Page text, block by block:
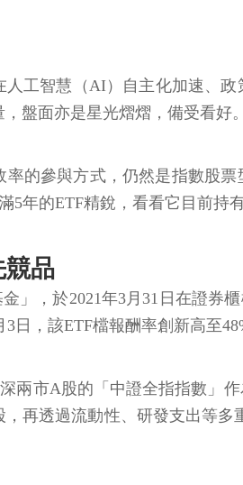
工智慧（AI）自主化加速、
盤面亦是星光熠熠，備受看好。
的參與方式，仍然是指數股
年的ETF精銳，看看它目前持
競品
」，於2021年3月31日在證券
日，該ETF檔報酬率創新高至
兩市A股的「中證全指指數」
再透過流動性、研發支出等